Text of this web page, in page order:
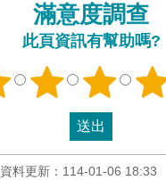
滿意度調查
此頁資訊有幫助嗎?
資料更新：114-01-06 18:33